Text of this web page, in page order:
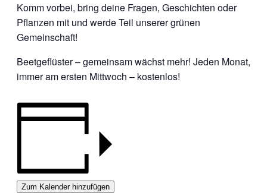
Komm vorbei, bring deine Fragen, Geschichten oder
Pflanzen mit und werde Teil unserer grünen
Gemeinschaft!
Beetgeflüster – gemeinsam wächst mehr! Jeden Monat,
immer am ersten Mittwoch – kostenlos!
Zum Kalender hinzufügen